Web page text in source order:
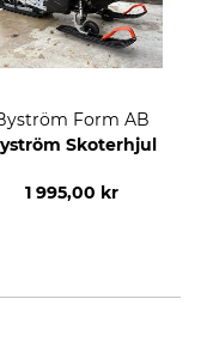
Form AB
Skoterhjul
1 995,00 kr